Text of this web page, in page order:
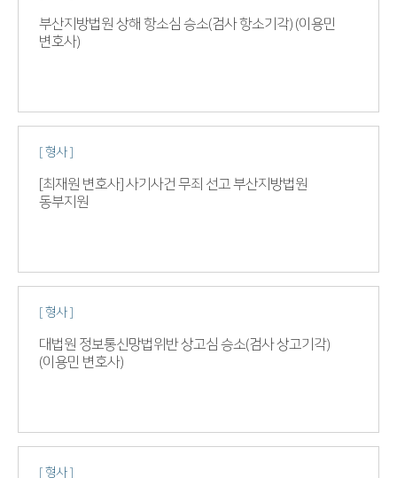
부산지방법원 상해 항소심 승소(검사 항소기각) (이용민
변호사)
[ 형사 ]
[최재원 변호사] 사기사건 무죄 선고 부산지방법원
동부지원
[ 형사 ]
대법원 정보통신망법위반 상고심 승소(검사 상고기각)
(이용민 변호사)
[ 형사 ]